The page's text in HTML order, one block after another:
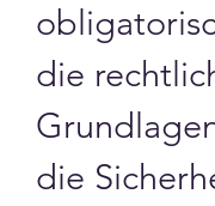
die
die